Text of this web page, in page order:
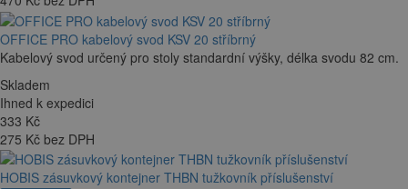
OFFICE PRO kabelový svod KSV 20 stříbrný
Kabelový svod určený pro stoly standardní výšky, délka svodu 82 cm.
Skladem
Ihned k expedici
333 Kč
275 Kč bez DPH
HOBIS zásuvkový kontejner THBN tužkovník příslušenství